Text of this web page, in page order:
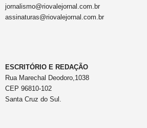
jornalismo@riovalejornal.com.br
assinaturas@riovalejornal.com.br
ESCRITÓRIO E REDAÇÃO
Rua Marechal Deodoro,1038
CEP 96810-102
Santa Cruz do Sul.